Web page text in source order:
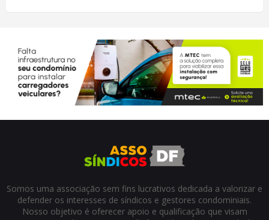
Somos uma associação sem fins lucrativos dedicada a valorizar e
defender os interesses de síndicos e gestores condominiais.
Nosso objetivo é oferecer apoio e qualificação que visam